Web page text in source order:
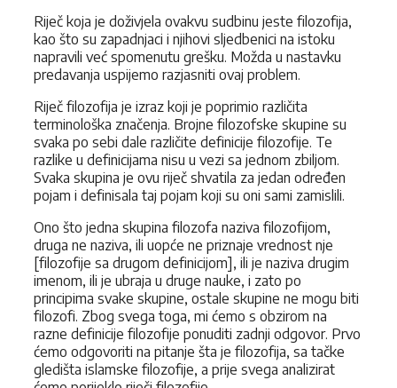
Riječ koja je doživjela ovakvu sudbinu jeste filozofija,
kao što su zapadnjaci i njihovi sljedbenici na istoku
napravili već spomenutu grešku. Možda u nastavku
predavanja uspijemo razjasniti ovaj problem.
Riječ filozofija je izraz koji je poprimio različita
terminološka značenja. Brojne filozofske skupine su
svaka po sebi dale različite definicije filozofije. Te
razlike u definicijama nisu u vezi sa jednom zbiljom.
Svaka skupina je ovu riječ shvatila za jedan određen
pojam i definisala taj pojam koji su oni sami zamislili.
Ono što jedna skupina filozofa naziva filozofijom,
druga ne naziva, ili uopće ne priznaje vrednost nje
[filozofije sa drugom definicijom], ili je naziva drugim
imenom, ili je ubraja u druge nauke, i zato po
principima svake skupine, ostale skupine ne mogu biti
filozofi. Zbog svega toga, mi ćemo s obzirom na
razne definicije filozofije ponuditi zadnji odgovor. Prvo
ćemo odgovoriti na pitanje šta je filozofija, sa tačke
gledišta islamske filozofije, a prije svega analizirat